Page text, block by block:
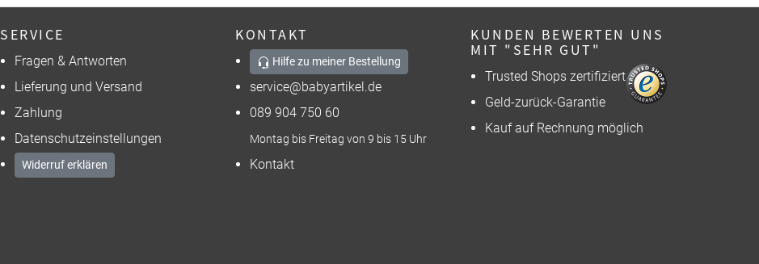
SERVICE
Fragen & Antworten
Lieferung und Versand
Zahlung
Datenschutzeinstellungen
Widerruf erklären
KONTAKT
Hilfe zu meiner Bestellung
service@babyartikel.de
089 904 750 60
Montag bis Freitag von 9 bis 15 Uhr
Kontakt
KUNDEN BEWERTEN UNS
MIT "SEHR GUT"
Trusted Shops zertifiziert
Geld-zurück-Garantie
Kauf auf Rechnung möglich